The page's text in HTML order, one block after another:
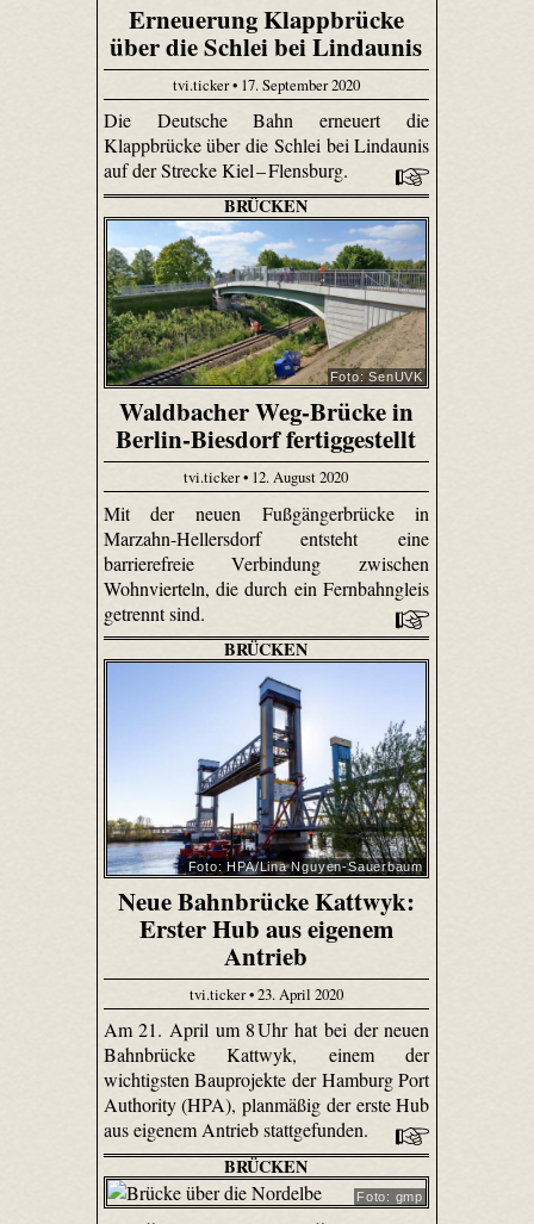
Erneuerung Klappbrücke
über die Schlei bei Lindaunis
tvi.ticker • 17. September 2020
Die Deutsche Bahn erneuert die
Klappbrücke über die Schlei bei Lindaunis
auf der Strecke Kiel – Flensburg.
BRÜCKEN
Foto: SenUVK
Waldbacher Weg-Brücke in
Berlin-Biesdorf fertiggestellt
tvi.ticker • 12. August 2020
Mit der neuen Fußgängerbrücke in
Marzahn-Hellersdorf entsteht eine
barrierefreie Verbindung zwischen
Wohnvierteln, die durch ein Fernbahngleis
getrennt sind.
BRÜCKEN
Foto: HPA/Lina Nguyen-Sauerbaum
Neue Bahnbrücke Kattwyk:
Erster Hub aus eigenem
Antrieb
tvi.ticker • 23. April 2020
Am 21. April um 8 Uhr hat bei der neuen
Bahnbrücke Kattwyk, einem der
wichtigsten Bauprojekte der Hamburg Port
Authority (HPA), planmäßig der erste Hub
aus eigenem Antrieb stattgefunden.
BRÜCKEN
Foto: gmp